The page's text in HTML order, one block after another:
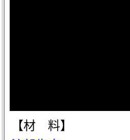
【材 料】